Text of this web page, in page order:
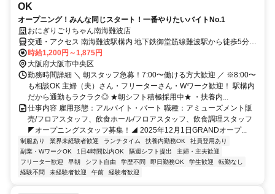
OK
オープニング！みんな同じスタート！一番やりたいバイトNo.1
おにぎりごりちゃん南海難波店
交通・アクセス 南海難波駅構内 地下鉄御堂筋線難波駅から徒歩5分
JR難波駅から5分
時給1,200円～1,875円
大阪府大阪市中央区
勤務時間詳細 ＼ 朝スタッフ急募！7:00〜働ける方大歓迎 ／ ※8:00〜
も相談OK 主婦（夫）さん・フリーターさん・Wワーク歓迎！ 駅構内
だから通勤もラクラク◎ ★朝シフト積極採用中★ ・扶養内...
仕事内容 雇用形態：アルバイト・パート 職種：アミューズメント販
売/フロアスタッフ、飲食ホール/フロアスタッフ、飲食調理スタッフ
◤オープニングスタッフ募集！◢ 2025年12月1日GRANDオープ...
制服あり 業界未経験者歓迎 ランチタイム 扶養内勤務OK
社員登用あり
副業・WワークOK
1日4時間以内OK 隔週シフト提出
主婦・主夫歓迎
フリーター歓迎
早朝 シフト自由 学歴不問 即日勤務OK 学生歓迎
転勤なし
経験不問
未経験者歓迎 午前 経験者歓迎